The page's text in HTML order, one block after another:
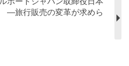
旅行販売の変革が求めら